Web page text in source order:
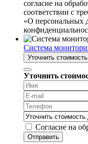
согласие на
соответствии с
«О персональных
Система
Уточнить стоимость
Уточнить
Согласие на
Отправить